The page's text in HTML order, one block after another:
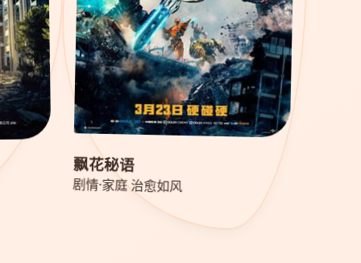
飘花秘语
剧情·家庭 治愈如风